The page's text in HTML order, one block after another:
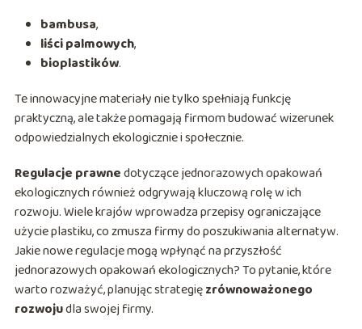
bambusa,
liści palmowych,
bioplastików.
Te innowacyjne materiały nie tylko spełniają funkcję
praktyczną, ale także pomagają firmom budować wizerunek
odpowiedzialnych ekologicznie i społecznie.
Regulacje prawnedotyczące jednorazowych opakowań
ekologicznych również odgrywają kluczową rolę w ich
rozwoju. Wiele krajów wprowadza przepisy ograniczające
użycie plastiku, co zmusza firmy do poszukiwania alternatyw.
Jakie nowe regulacje mogą wpłynąć na przyszłość
jednorazowych opakowań ekologicznych? To pytanie, które
warto rozważyć, planując strategięzrównoważonego
rozwojudla swojej firmy.